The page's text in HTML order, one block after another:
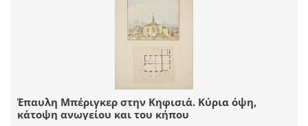
Έπαυλη Μπέριγκερ στην Κηφισιά. Κύρια όψη,
κάτοψη ανωγείου και του κήπου